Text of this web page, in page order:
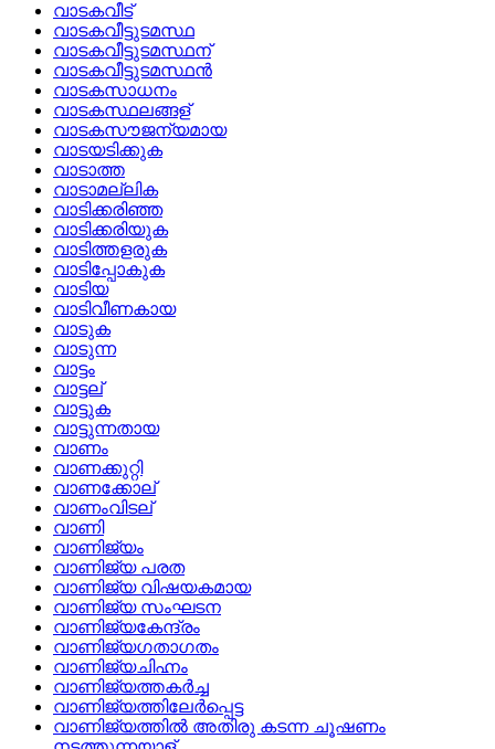
വാടകവീട്
വാടകവീട്ടുടമസ്ഥ
വാടകവീട്ടുടമസ്ഥന്
വാടകവീട്ടുടമസ്ഥന്‍
വാടകസാധനം
വാടകസ്ഥലങ്ങള്
വാടകസൗജന്യമായ
വാടയടിക്കുക
വാടാത്ത
വാടാമല്ലിക
വാടിക്കരിഞ്ഞ
വാടിക്കരിയുക
വാടിത്തളരുക
വാടിപ്പോകുക
വാടിയ
വാടിവീണകായ
വാടുക
വാടുന്ന
വാട്ടം
വാട്ടല്
വാട്ടുക
വാട്ടുന്നതായ
വാണം
വാണക്കുറ്റി
വാണക്കോല്
വാണംവിടല്
വാണി
വാണിജ്യം
വാണിജ്യ പരത
വാണിജ്യ വിഷയകമായ
വാണിജ്യ സംഘടന
വാണിജ്യകേന്ദ്രം
വാണിജ്യഗതാഗതം
വാണിജ്യചിഹ്നം
വാണിജ്യത്തകര്‍ച്ച
വാണിജ്യത്തിലേര്‍പ്പെട്ട
വാണിജ്യത്തില്‍ അതിരു കടന്ന ചൂഷണം